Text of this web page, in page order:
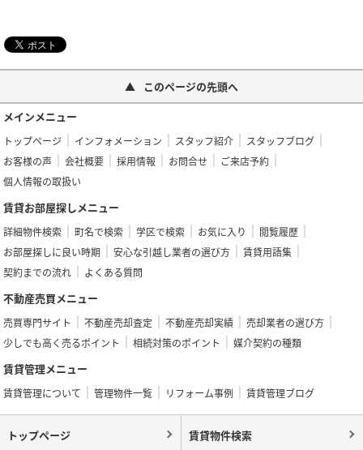
このページの先頭へ
メインメニュー
トップページ インフォメーション スタッフ紹介
スタッフブログ
お客様の声
会社概要 採用情報 お問合せ
ご来店予約
個人情報の取扱い
賃貸お部屋探しメニュー
詳細物件検索 町名で検索 学区で検索 お気に入り
閲覧履歴
お部屋探しに良い時期
安心な引越し業者の選び方
賃貸用語集
契約までの流れ
よくある質問
不動産売買メニュー
売買専門サイト 不動産売却査定 不動産売却実績
売却業者の選び方
少しでも高く売るポイント
相続対策のポイント 媒介契約の種類
賃貸管理メニュー
賃貸管理について 管理物件一覧 リフォーム事例 賃貸管理ブログ
トップページ 賃貸物件検索